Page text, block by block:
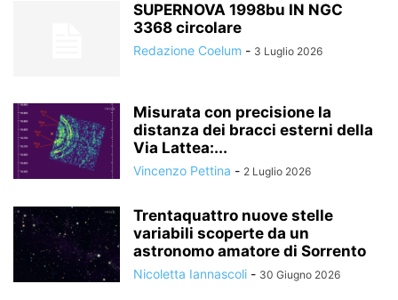
SUPERNOVA 1998bu IN NGC
3368 circolare
Redazione Coelum - 3 Luglio 2026
Misurata con precisione la
distanza dei bracci esterni della
Via Lattea:...
Vincenzo Pettina - 2 Luglio 2026
Trentaquattro nuove stelle
variabili scoperte da un
astronomo amatore di Sorrento
Nicoletta Iannascoli - 30 Giugno 2026